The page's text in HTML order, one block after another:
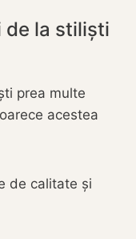
de la stiliști
prea multe
acestea
de calitate și